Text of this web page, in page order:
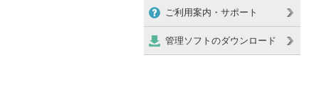
ご利用案内・サポート
管理ソフトのダウンロード